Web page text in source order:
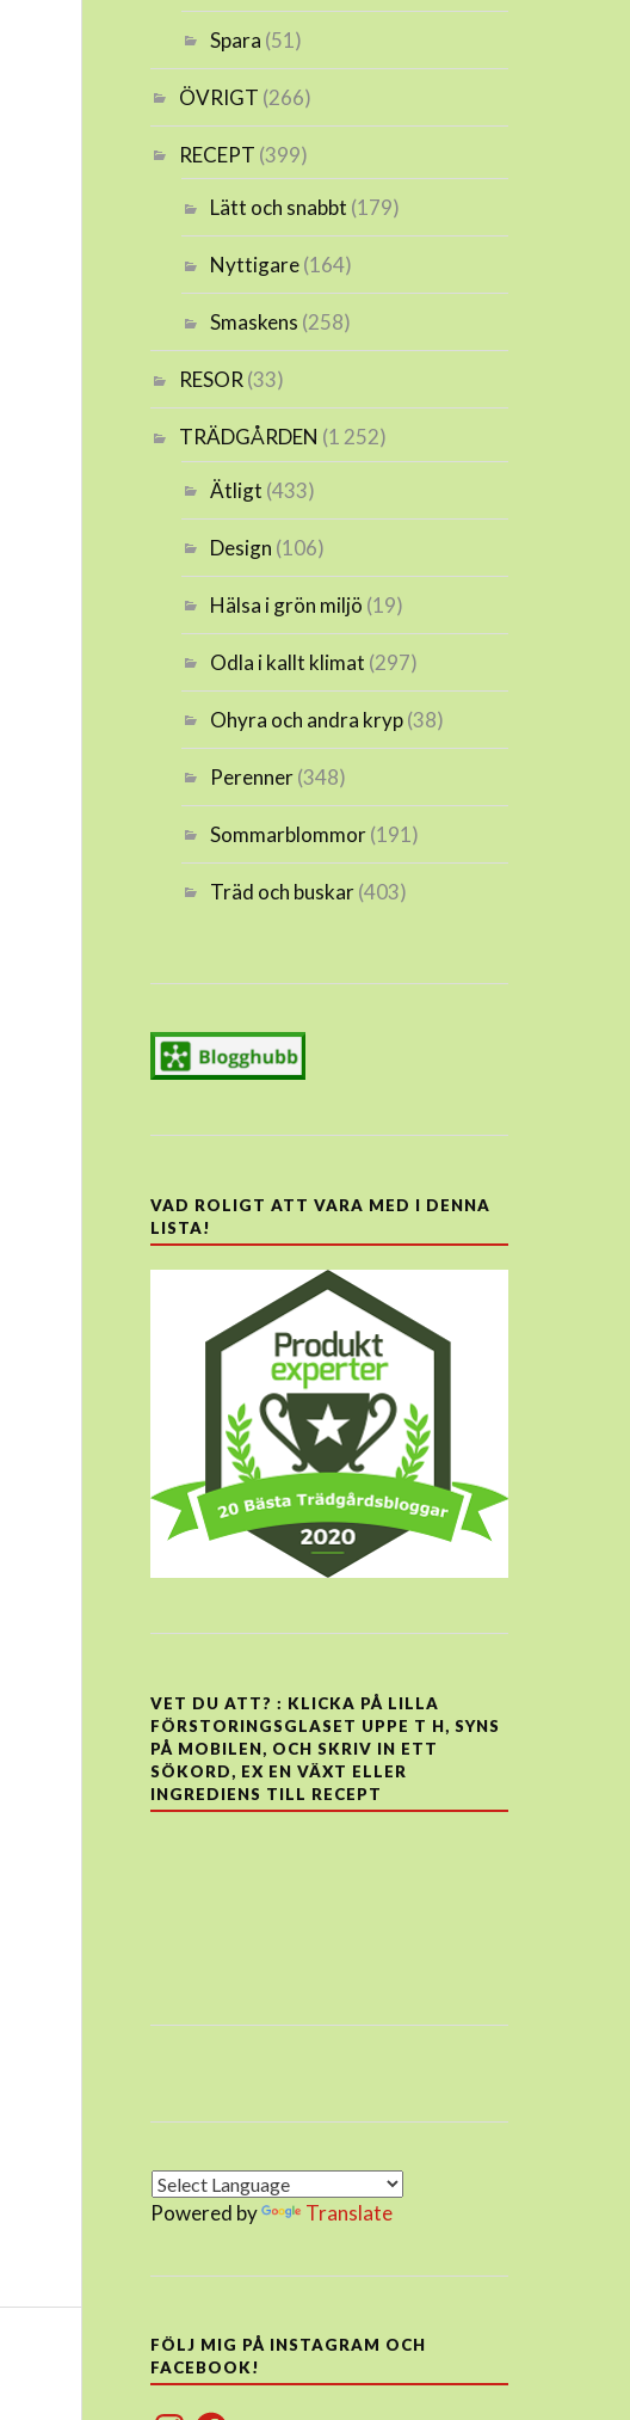
Spara (51)
ÖVRIGT (266)
RECEPT (399)
Lätt och snabbt (179)
Nyttigare(164)
Smaskens (258)
RESOR (33)
TRÄDGÅRDEN (1 252)
Ätligt (433)
Design (106)
Hälsa i grön miljö (19)
Odla i kallt klimat (297)
Ohyra och andra kryp(38)
Perenner(348)
Sommarblommor(191)
Träd och buskar(403)
VAD ROLIGT ATT VARA MED I DENNA
LISTA!
VET DU ATT? : KLICKA PÅ LILLA
FÖRSTORINGSGLASET UPPE T H, SYNS
PÅ MOBILEN, OCH SKRIV IN ETT
SÖKORD, EX EN VÄXT ELLER
INGREDIENS TILL RECEPT
Powered by Translate
FÖLJ MIG PÅ INSTAGRAM OCH
FACEBOOK!